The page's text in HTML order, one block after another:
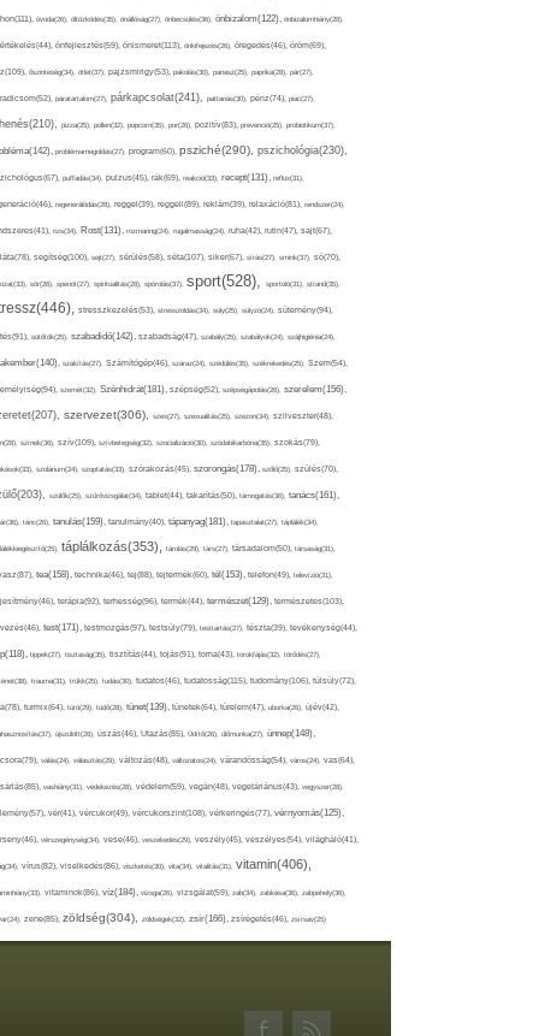
óvoda(26), öltözködés(35), önállóság(27), önbecsülés(36), önbizalom(122), önbizalomhiány(28),
önfejlesztés(59), önismeret(113), önkifejezés(26), öregedés(46), öröm(69),
őszinteség(34), ötlet(37), pajzsmirigy(53), pakolás(30), panasz(25), paprika(28), pár(27),
páratartalom(27), párkapcsolat(241), pattanás(30), pénz(74), piac(27),
pizza(25), pollen(32), popcorn(35), por(26), pozitív(83), prevenció(25), probiotikum(37),
problémamegoldás(27), program(60), psziché(290), pszichológia(230),
puffadás(34), pulzus(45), rák(69), reakció(33), recept(131), reflux(31),
regenerálódás(28), reggel(39), reggeli(89), reklám(39), relaxáció(81), rendszer(24),
rizs(34), Rost(131), rozmaring(24), rugalmasság(24), ruha(42), rutin(47), sajt(67),
segítség(100), sejt(27), sérülés(58), séta(107), siker(67), sírás(27), smink(37), só(70),
sör(26), spenót(27), spiritualitás(28), spórolás(37), sport(528), sportoló(31), strand(35),
stresszkezelés(53), stresszoldás(34), súly(25), súlyzó(24), sütemény(94),
sütőtök(25), szabadidő(142), szabadság(47), szabály(25), szabályok(24), szájhigiénia(24),
szakítás(27), Számítógép(46), száraz(24), szédülés(35), székrekedés(25), Szem(54),
szemét(32), Szénhidrát(181), szépség(52), szépségápolás(26), szerelem(156),
szervezet(306), szex(27), szexualitás(25), szezon(34), szilveszter(48),
színek(36), szív(109), szívbetegség(32), szocializáció(30), szódabikarbóna(35), szokás(79),
szolárium(24), szoptatás(33), szórakozás(45), szorongás(178), szőlő(25), szülés(70),
szülők(25), szűrővizsgálat(34), tablet(44), takarítás(50), támogatás(36), tanács(161),
tánc(26), tanulás(159), tanulmány(40), tápanyag(181), tapasztalat(27), táplálék(34),
táplálkozás(353), tárolás(29), társ(27), társadalom(50), társaság(31),
tea(158), technika(46), tej(88), tejtermék(60), tél(153), telefon(49), televízió(31),
terápia(92), terhesség(96), termék(44), természet(129), természetes(103),
test(171), testmozgás(97), testsúly(79), testtartás(27), tészta(39), tevékenység(44),
tippek(27), tisztaság(35), tisztítás(44), tojás(91), torna(43), torokfájás(32), törődés(27),
trauma(31), trükk(25), tudás(30), tudatos(46), tudatosság(115), tudomány(106), túlsúly(72),
turmix(64), túró(29), tüdő(28), tünet(139), tünetek(64), türelem(47), uborka(26), újév(42),
újszülött(26), úszás(46), Utazás(85), Üdítő(26), ülőmunka(27), ünnep(148),
válás(24), választás(29), változás(48), változatos(24), várandósság(54), város(24), vas(64),
vashiány(31), védekezés(28), védelem(59), vegán(48), vegetáriánus(43), vegyszer(28),
vér(41), vércukor(49), vércukorszint(108), vérkeringés(77), vérnyomás(125),
vérszegénység(34), vese(46), veszekedés(29), veszély(45), veszélyes(54), világháló(41),
vírus(82), viselkedés(86), viszketés(30), vita(34), vitalitás(31), vitamin(406),
vitaminok(86), víz(184), vizsga(26), vizsgálat(59), zab(34), zabkása(36), zabpehely(36),
zene(85), zöldség(304), zöldségek(32), zsír(166), zsírégetés(46), zsírsav(25)